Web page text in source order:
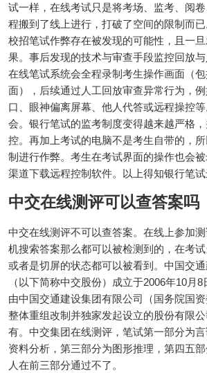
试一样，在线考试只是将考场、监考、阅
程搬到了线上进行，打破了空间的限制而已
校招笔试作弊存在被发现的可能性，且一
果。事后发现的技术与审查手段监控回放
在线笔试系统会全程录制考生操作画面（
面），后续通过人工回放审查异常行为，
口、眼神偏离屏幕、他人代答或远程操控等
会。银行笔试的监考制度变得越来越严格
控。再加上考试的电脑不是考生自带的，
制进行作弊。考生在考试界面的操作也会
渠道下载远程控制软件。以上得知银行笔试
中交在线测评可以查答案吗
中交在线测评不可以查答案。在线上参加
机搜索答案那么都可以被检测到的，在考
或者是切屏的状态都可以被看到。中国交
（以下简称中交股份）成立于2006年10月8
由中国交通建设集团有限公司（国务院国资
整体重组改制并独家发起设立的股份有限公
有。中交集团在线测评，笔试第一部分为
资料分析，第三部分为图形推理，第四五
人在前三部分通过不了。